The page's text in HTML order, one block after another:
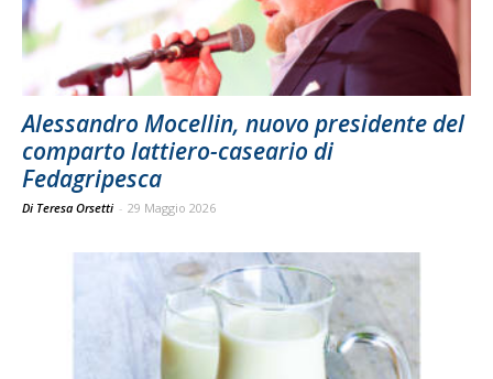
Alessandro Mocellin, nuovo presidente del
comparto lattiero-caseario di
Fedagripesca
Di Teresa Orsetti - 29 Maggio 2026